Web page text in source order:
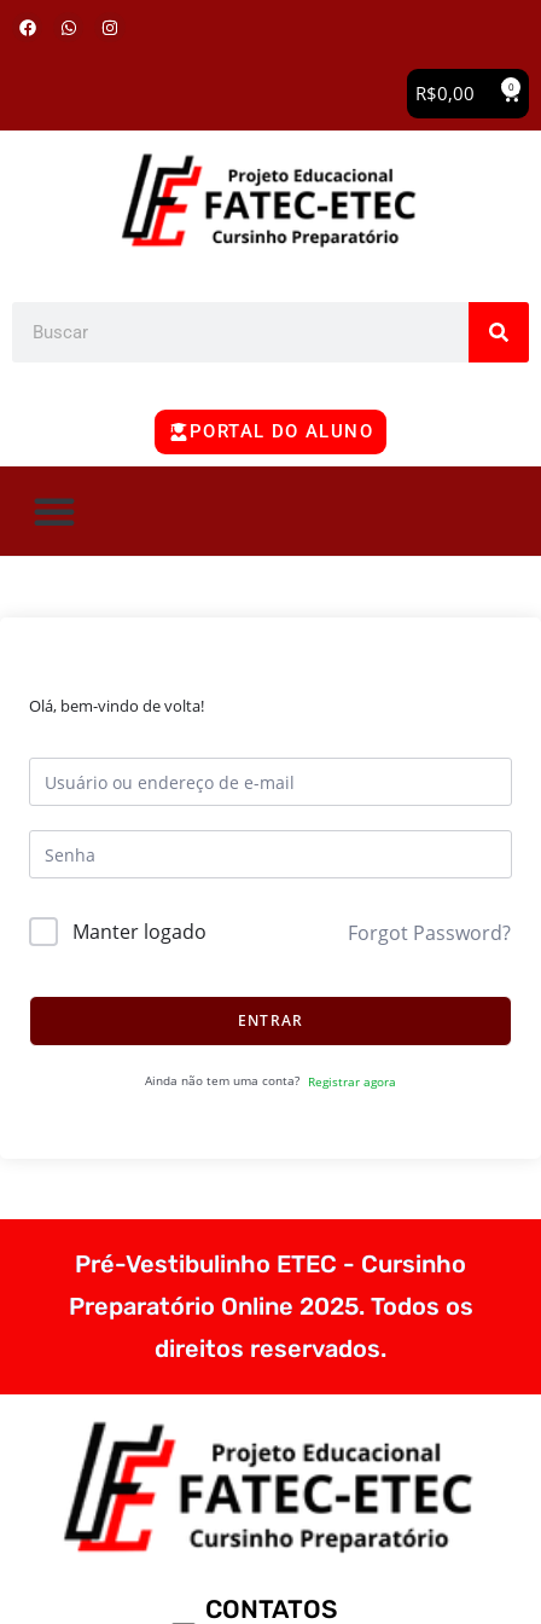
R$0,00 0
PORTAL DO ALUNO
Olá, bem-vindo de volta!
Manter logado Forgot Password?
ENTRAR
Ainda não tem uma conta? Registrar agora
Pré-Vestibulinho ETEC - Cursinho
Preparatório Online 2025. Todos os
direitos reservados.
CONTATOS